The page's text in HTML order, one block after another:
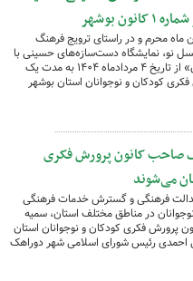
بوشهر
ماه محرم و در راستای ترویج فرهنگ
نو، نمایشگاه دست‌سازه‌های حسینی با
عنوان «هدیه خوبان» از تاریخ ۴ مردادماه ۱۴۰۴ به مدت یک
شماره ۱ کانون پرورش فکری کودکان و نوجوانان استان بوشهر
صاحب کانون پرورش فکری
می‌شوند
فرهنگی و گسترش خدمات فرهنگی
در مناطق مختلف استان، سمیه
پرورش فکری کودکان و نوجوانان استان
احمدی رئیس شورای اسلامی شهر دوراهک